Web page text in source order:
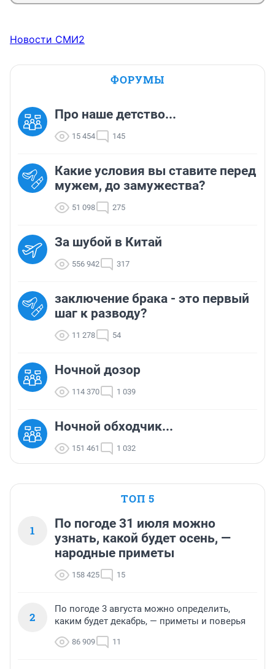
Новости СМИ2
ФОРУМЫ
Про наше детство...
15 454 145
Какие условия вы ставите перед
мужем, до замужества?
51 098 275
За шубой в Китай
556 942 317
заключение брака - это первый
шаг к разводу?
11 278 54
Ночной дозор
114 370 1 039
Ночной обходчик...
151 461 1 032
ТОП 5
1
По погоде 31 июля можно
узнать, какой будет осень, —
народные приметы
158 425 15
2
По погоде 3 августа можно определить,
каким будет декабрь, — приметы и поверья
86 909 11